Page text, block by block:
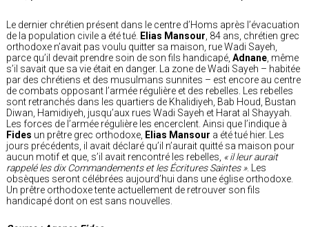
Le dernier chrétien présent dans le centre d’Homs après l’évacuation
de la population civile a été tué. Elias Mansour , 84 ans, chrétien grec
orthodoxe n’avait pas voulu quitter sa maison, rue Wadi Sayeh,
parce qu’il devait prendre soin de son fils handicapé, Adnane , même
s’il savait que sa vie était en danger. La zone de Wadi Sayeh – habitée
par des chrétiens et des musulmans sunnites – est encore au centre
de combats opposant l’armée régulière et des rebelles. Les rebelles
sont retranchés dans les quartiers de Khalidiyeh, Bab Houd, Bustan
Diwan, Hamidiyeh, jusqu’aux rues Wadi Sayeh et Harat al Shayyah.
Les forces de l’armée régulière les encerclent. Ainsi que l’indique à
Fides un prêtre grec orthodoxe, Elias Mansour a été tué hier. Les
jours précédents, il avait déclaré qu’il n’aurait quitté sa maison pour
aucun motif et que, s’il avait rencontré les rebelles, « il leur aurait
rappelé les dix Commandements et les Écritures Saintes ». Les
obsèques seront célébrées aujourd’hui dans une église orthodoxe.
Un prêtre orthodoxe tente actuellement de retrouver son fils
handicapé dont on est sans nouvelles.